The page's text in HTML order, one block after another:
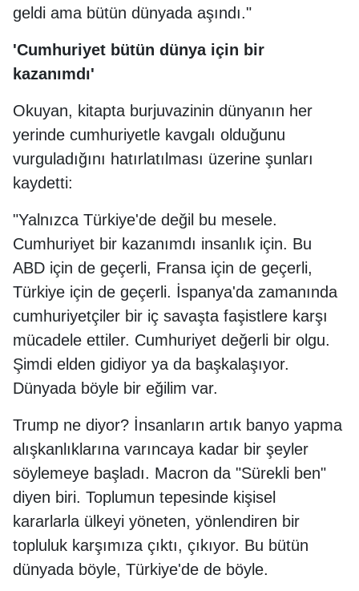
geldi ama bütün dünyada aşındı."
'Cumhuriyet bütün dünya için bir
kazanımdı'
Okuyan, kitapta burjuvazinin dünyanın her
yerinde cumhuriyetle kavgalı olduğunu
vurguladığını hatırlatılması üzerine şunları
kaydetti:
"Yalnızca Türkiye'de değil bu mesele.
Cumhuriyet bir kazanımdı insanlık için. Bu
ABD için de geçerli, Fransa için de geçerli,
Türkiye için de geçerli. İspanya'da zamanında
cumhuriyetçiler bir iç savaşta faşistlere karşı
mücadele ettiler. Cumhuriyet değerli bir olgu.
Şimdi elden gidiyor ya da başkalaşıyor.
Dünyada böyle bir eğilim var.
Trump ne diyor? İnsanların artık banyo yapma
alışkanlıklarına varıncaya kadar bir şeyler
söylemeye başladı. Macron da "Sürekli ben"
diyen biri. Toplumun tepesinde kişisel
kararlarla ülkeyi yöneten, yönlendiren bir
topluluk karşımıza çıktı, çıkıyor. Bu bütün
dünyada böyle, Türkiye'de de böyle.